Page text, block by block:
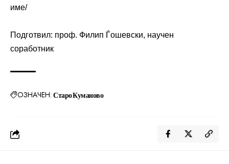
име/
Подготвил: проф. Филип Ѓошевски, научен
соработник
ОЗНАЧЕН: Старо Куманово